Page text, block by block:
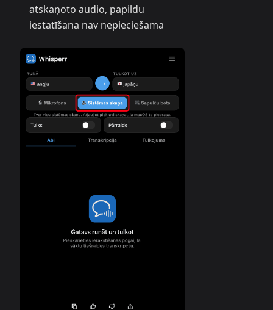
atskaņoto audio, papildu
iestatīšana nav nepieciešama